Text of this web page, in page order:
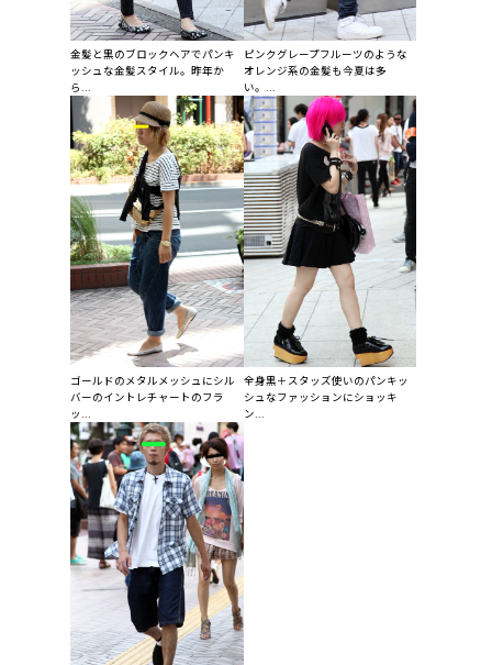
金髪と黒のブロックヘアでパンキ
ッシュな金髪スタイル。昨年か
ら...
ピンクグレープフルーツのような
オレンジ系の金髪も今夏は多
い。...
ゴールドのメタルメッシュにシル
バーのイントレチャートのフラ
ッ...
全身黒＋スタッズ使いのパンキッ
シュなファッションにショッキ
ン...